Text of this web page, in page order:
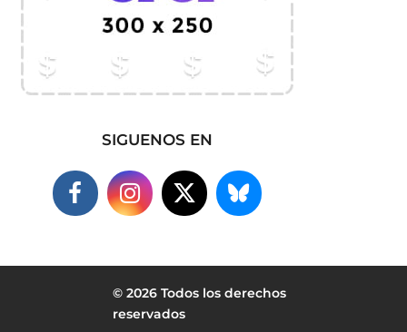
SIGUENOS EN
© 2026 Todos los derechos
reservados